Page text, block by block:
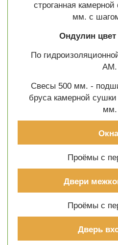
строганная
мм. с
Ондулин
По
АМ.
Свесы 500 мм. -
бруса камерной
мм.
Проёмы с
Двери
Проёмы с
Дверь